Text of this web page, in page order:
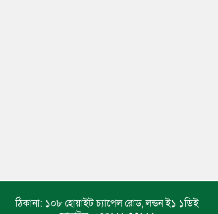
ঠিকানা: ১০৮ হোয়াইট চ্যাপেল রোড, লন্ডন ই১ ১ডিই